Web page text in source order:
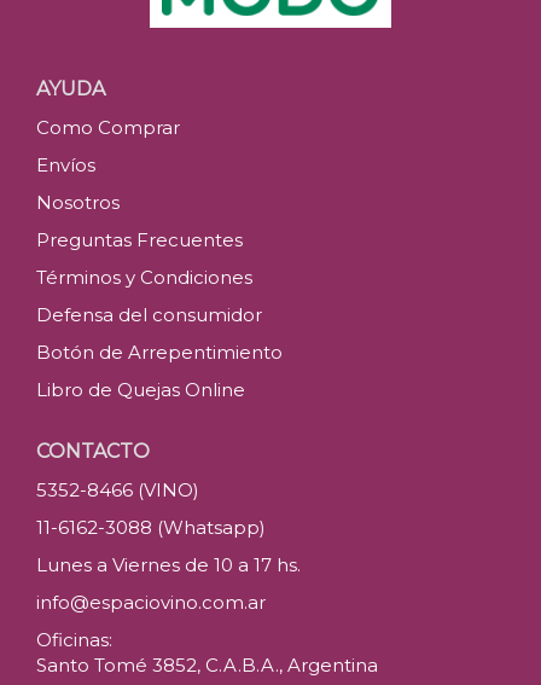
AYUDA
Como Comprar
Envíos
Nosotros
Preguntas Frecuentes
Términos y Condiciones
Defensa del consumidor
Botón de Arrepentimiento
Libro de Quejas Online
CONTACTO
5352-8466 (VINO)
11-6162-3088 (Whatsapp)
Lunes a Viernes de 10 a 17 hs.
info@espaciovino.com.ar
Oficinas:
Santo Tomé 3852, C.A.B.A., Argentina